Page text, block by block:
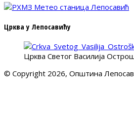
Црква у Лепосавићу
Црква Светог Василија
© Copyright 2026, Општина